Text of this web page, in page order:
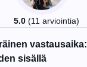
5.0 (11 arviointia)
vastausaika:
sisällä